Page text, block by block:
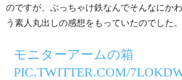
のですが、ぶっちゃけ鉄なんでそんなにか
う素人丸出しの感想をもっていたのでした。
モニターアームの箱
PIC.TWITTER.COM/